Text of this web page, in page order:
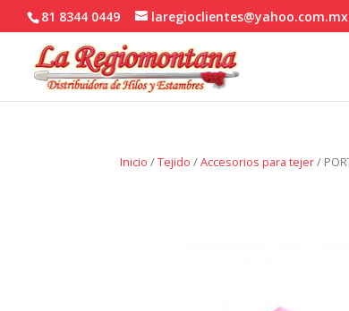
81 8344 0449 laregioclientes@yahoo.com.mx
Inicio /Tejido /Accesorios para tejer/